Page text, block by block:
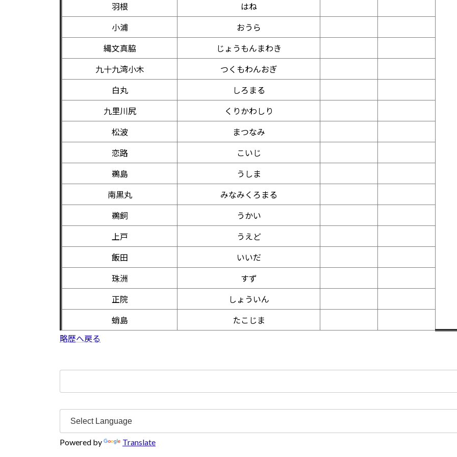
羽根 はね
小浦 おうら
縄文真脇 じょうもんまわき
九十九湾小木 つくもわんおぎ
白丸 しろまる
九里川尻 くりかわしり
松波 まつなみ
恋路 こいじ
鵜島 うしま
南黒丸 みなみくろまる
鵜飼 うかい
上戸 うえど
飯田 いいだ
珠洲 すず
正院 しょういん
蛸島
たこじま
略歴へ戻る
Powered by Translate